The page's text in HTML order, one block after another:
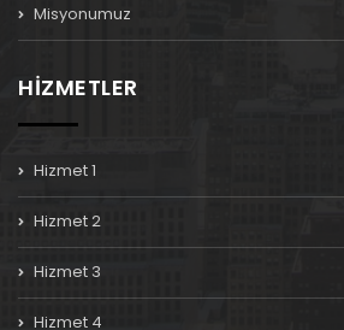
Misyonumuz
HİZMETLER
Hizmet 1
Hizmet 2
Hizmet 3
Hizmet 4